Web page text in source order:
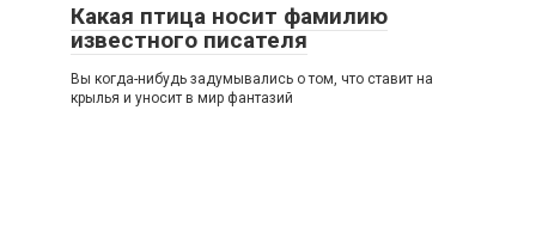
Какая птица носит фамилию
известного писателя
Вы когда-нибудь задумывались о том, что ставит на
крылья и уносит в мир фантазий